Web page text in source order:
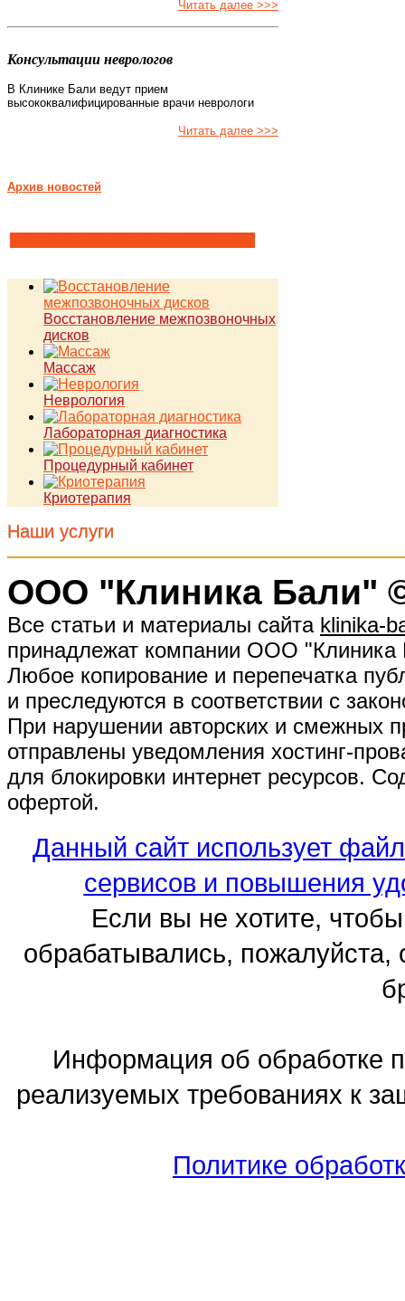
Читать далее >>>
Консультации неврологов
В Клинике Бали ведут прием
высококвалифицированные врачи неврологи
Читать далее >>>
Архив новостей
Восстановление межпозвоночных
дисков
Массаж
Неврология
Лабораторная диагностика
Процедурный кабинет
Криотерапия
Наши услуги
ООО "Клиника Бали"
Все статьи и материалы сайта klinika-
принадлежат компании ООО "Клиника
Любое копирование и перепечатка
и преследуются в соответствии с
При нарушении авторских и смежных
отправлены уведомления хостинг-
для блокировки интернет ресурсов.
офертой.
Данный сайт использует
сервисов и повышения
Если вы не хотите,
обрабатывались, пожалуйста,
Информация об обработке
реализуемых требованиях к
Политике